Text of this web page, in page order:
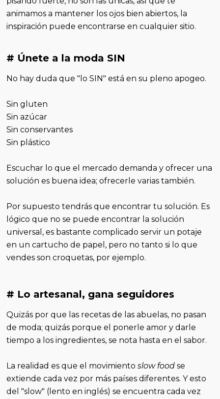
animamos a mantener los ojos bien abiertos, la
inspiración puede encontrarse en cualquier sitio.
# Únete a la moda SIN
No hay duda que "lo SIN" está en su pleno apogeo.
Sin gluten
Sin azúcar
Sin conservantes
Sin plástico
Escuchar lo que el mercado demanda y ofrecer una
solución es buena idea; ofrecerle varias también.
Por supuesto tendrás que encontrar tu solución. Es
lógico que no se puede encontrar la solución
universal, es bastante complicado servir un potaje
en un cartucho de papel, pero no tanto si lo que
vendes son croquetas, por ejemplo.
# Lo artesanal, gana seguidores
Quizás por que las recetas de las abuelas, no pasan
de moda; quizás porque el ponerle amor y darle
tiempo a los ingredientes, se nota hasta en el sabor.
La realidad es que el movimientoslow foodse
extiende cada vez por más países diferentes. Y esto
del "slow" (lento en inglés) se encuentra cada vez